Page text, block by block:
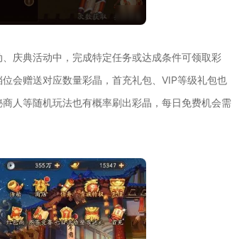
庆典活动中，完成特定任务或达成条件可领取彩
会赠送对应数量彩晶，首充礼包、VIP等级礼包也
人等随机玩法也有概率刷出彩晶，每日免费机会需